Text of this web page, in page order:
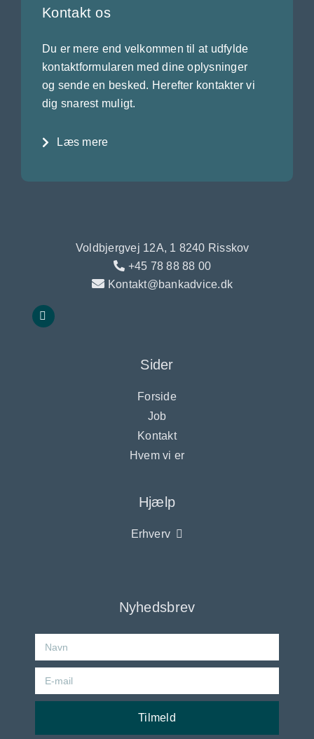
Kontakt os
Du er mere end velkommen til at udfylde
kontaktformularen med dine oplysninger
og sende en besked. Herefter kontakter vi
dig snarest muligt.
Læs mere
Voldbjergvej 12A, 1 8240 Risskov
+45 78 88 88 00
Kontakt@bankadvice.dk
Sider
Forside
Job
Kontakt
Hvem vi er
Hjælp
Erhverv
Nyhedsbrev
Tilmeld